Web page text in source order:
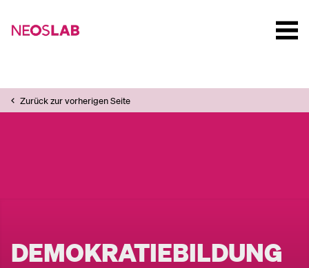
Zurück zur vorherigen Seite
DEMOKRATIEBILDUNG